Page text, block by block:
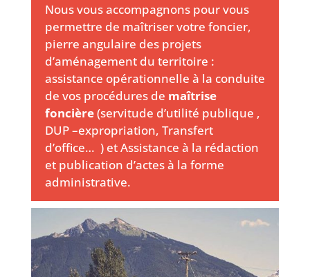
Nous vous accompagnons pour vous
permettre de maîtriser votre foncier,
pierre angulaire des projets
d’aménagement du territoire :
assistance opérationnelle à la conduite
de vos procédures de maîtrise
foncière(servitude d’utilité publique ,
DUP –expropriation, Transfert
d’office… ) et Assistance à la rédaction
et publication d’actes à la forme
administrative.